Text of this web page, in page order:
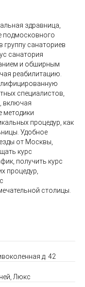
здравница,
подмосковного
группу санаториев
санатория
и обширным
реабилитацию.
специалистов,
включая
методики
процедур, как
Удобное
от Москвы,
курс
получить курс
процедур,
столицы.
д. 42
Люкс